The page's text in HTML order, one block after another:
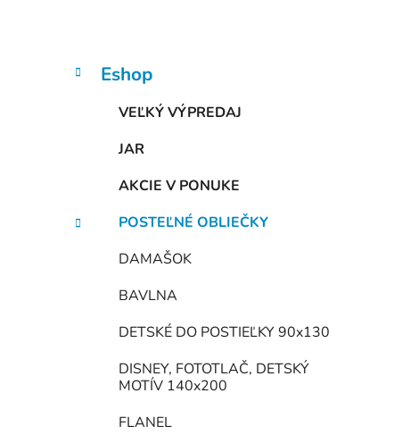
lPreskočiť
kategórie
K
a
e
Eshop
VEĽKÝ VÝPREDAJ
JAR
AKCIE V PONUKE
POSTEĽNÉ OBLIEČKY
DAMAŠOK
BAVLNA
DETSKÉ DO POSTIEĽKY 90x130
DISNEY, FOTOTLAČ, DETSKÝ
MOTÍV 140x200
FLANEL